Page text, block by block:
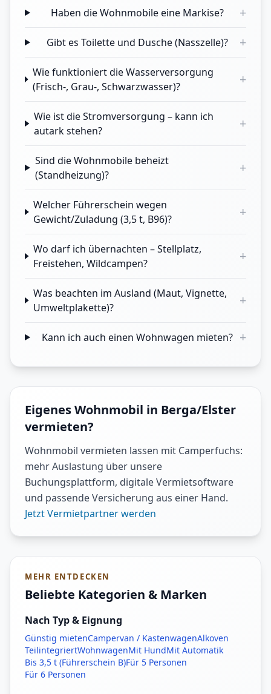
Haben die Wohnmobile eine Markise? +
Gibt es Toilette und Dusche (Nasszelle)? +
Wie funktioniert die Wasserversorgung
(Frisch-, Grau-, Schwarzwasser)?
+
Wie ist die Stromversorgung – kann ich
autark stehen?
+
Sind die Wohnmobile beheizt
(Standheizung)?
+
Welcher Führerschein wegen
Gewicht/Zuladung (3,5 t, B96)?
+
Wo darf ich übernachten – Stellplatz,
Freistehen, Wildcampen?
+
Was beachten im Ausland (Maut, Vignette,
Umweltplakette)?
+
Kann ich auch einen Wohnwagen mieten? +
Eigenes Wohnmobil in Berga/Elster
vermieten?
Wohnmobil vermieten lassen mit Camperfuchs:
mehr Auslastung über unsere
Buchungsplattform, digitale Vermietsoftware
und passende Versicherung aus einer Hand.
Jetzt Vermietpartner werden
MEHR ENTDECKEN
Beliebte Kategorien & Marken
Nach Typ & Eignung
Günstig mietenCampervan / KastenwagenAlkoven
TeilintegriertWohnwagenMit HundMit Automatik
Bis 3,5 t (Führerschein B)Für 5 Personen
Für 6 Personen